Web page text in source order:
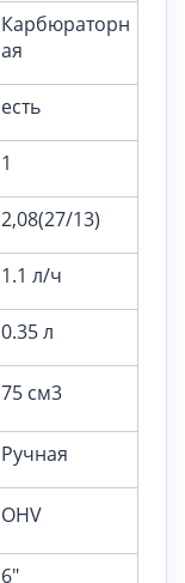
Карбюраторн
ая
есть
1
2,08(27/13)
1.1 л/ч
0.35 л
75 см3
Ручная
OHV
6"